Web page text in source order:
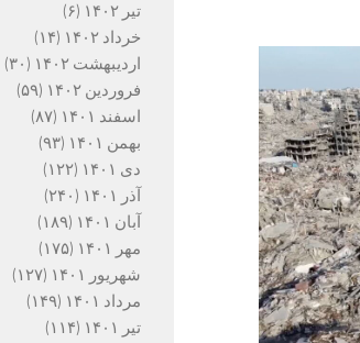
تیر ۱۴۰۲
(۶)
خرداد ۱۴۰۲
(۱۴)
اردیبهشت ۱۴۰۲
(۳۰)
فروردین ۱۴۰۲
(۵۹)
اسفند ۱۴۰۱
(۸۷)
بهمن ۱۴۰۱
(۹۳)
دی ۱۴۰۱
(۱۲۲)
آذر ۱۴۰۱
(۲۴۰)
آبان ۱۴۰۱
(۱۸۹)
مهر ۱۴۰۱
(۱۷۵)
شهریور ۱۴۰۱
(۱۲۷)
مرداد ۱۴۰۱
(۱۴۹)
تیر ۱۴۰۱
(۱۱۴)